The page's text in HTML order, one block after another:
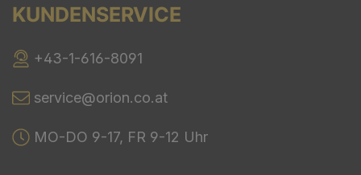
KUNDENSERVICE
+43-1-616-8091
service@orion.co.at
MO-DO 9-17, FR 9-12 Uhr